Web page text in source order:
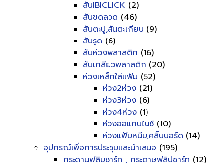
สันIBICLICK (2)
สันขดลวด (46)
สันตะปู,สันตะเกียบ (9)
สันรูด (6)
สันห่วงพลาสติก (16)
สันเกลียวพลาสติก (20)
ห่วงเหล็กใส่แฟ้ม (52)
ห่วง2ห่วง (21)
ห่วง3ห่วง (6)
ห่วง4ห่วง (1)
ห่วงออแกนไนซ์ (10)
ห่วงแฟ้มหนีบ,คลิ๊บบอร์ด (14)
อุปกรณ์เพื่อการประชุมและนำเสนอ (195)
กระดานฟลิบชาร์ท , กระดาษฟลิปชาร์ท (12)